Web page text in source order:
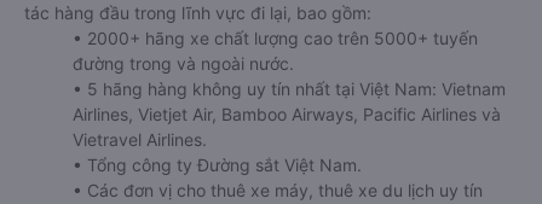
tác hàng đầu trong lĩnh vực đi lại, bao gồm:
• 2000+ hãng xe chất lượng cao trên 5000+ tuyến
đường trong và ngoài nước.
• 5 hãng hàng không uy tín nhất tại Việt Nam: Vietnam
Airlines, Vietjet Air, Bamboo Airways, Pacific Airlines và
Vietravel Airlines.
• Tổng công ty Đường sắt Việt Nam.
• Các đơn vị cho thuê xe máy, thuê xe du lịch uy tín